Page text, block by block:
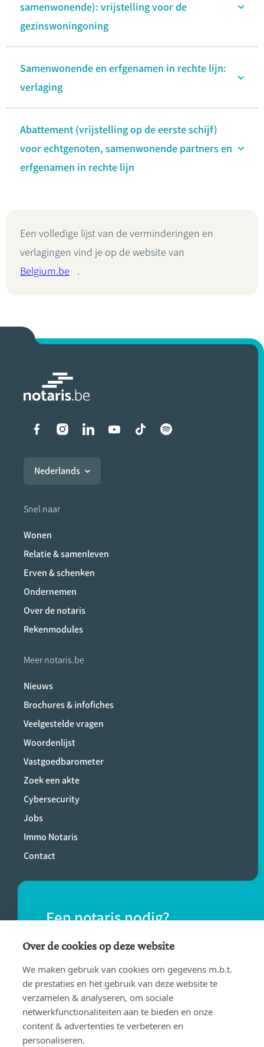
samenwonende): vrijstelling voor de
gezinswoningoning
Samenwonende en erfgenamen in rechte lijn:
verlaging
Abattement (vrijstelling op de eerste schijf)
voor echtgenoten, samenwonende partners en
erfgenamen in rechte lijn
Een volledige lijst van de verminderingen en
verlagingen vind je op de website van
Belgium.be
.
Liens vers les réseaux
Nederlands
Snel naar
Wonen
Relatie & samenleven
Erven & schenken
Ondernemen
Over de notaris
Rekenmodules
Meer notaris.be
Nieuws
Brochures & infofiches
Veelgestelde vragen
Woordenlijst
Vastgoedbarometer
Zoek een akte
Cybersecurity
Jobs
Immo Notaris
Contact
Een notaris nodig?
Vind eenvoudig een notaris bij jou in de
buurt.
VIND EEN NOTARIS
Over de cookies op deze website
We maken gebruik van cookies om gegevens m.b.t.
de prestaties en het gebruik van deze website te
verzamelen & analyseren, om sociale
netwerkfunctionaliteiten aan te bieden en onze
content & advertenties te verbeteren en
personaliseren.